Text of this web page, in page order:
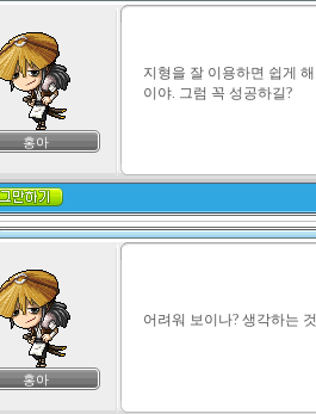
홍아
지형을 잘 이용하면 쉽게
이야. 그럼 꼭 성공하길?
홍아
어려워 보이나? 생각하는